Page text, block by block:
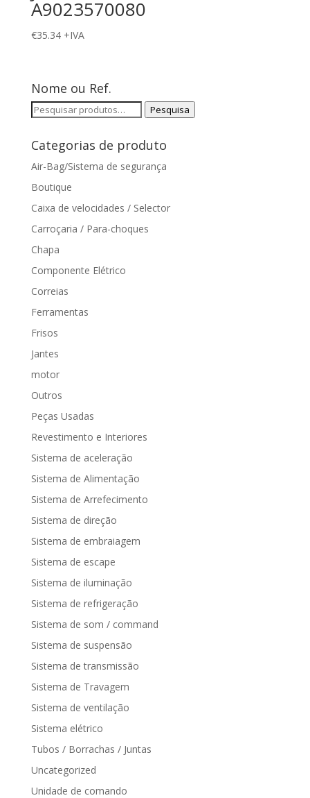
A9023570080
€35.34 +IVA
Nome ou Ref.
Pesquisar
Pesquisa
Categorias de produto
Air-Bag/Sistema de segurança
Boutique
Caixa de velocidades / Selector
Carroçaria / Para-choques
Chapa
Componente Elétrico
Correias
Ferramentas
Frisos
Jantes
motor
Outros
Peças Usadas
Revestimento e Interiores
Sistema de aceleração
Sistema de Alimentação
Sistema de Arrefecimento
Sistema de direção
Sistema de embraiagem
Sistema de escape
Sistema de iluminação
Sistema de refrigeração
Sistema de som / command
Sistema de suspensão
Sistema de transmissão
Sistema de Travagem
Sistema de ventilação
Sistema elétrico
Tubos / Borrachas / Juntas
Uncategorized
Unidade de comando